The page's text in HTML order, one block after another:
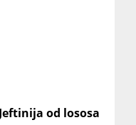
od lososa